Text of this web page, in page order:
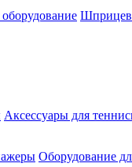
Аксессуары для
Оборудование